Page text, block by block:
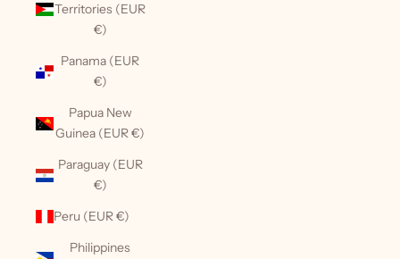
Territories (EUR
€)
Panama (EUR
€)
Papua New
Guinea (EUR €)
Paraguay (EUR
€)
Peru (EUR €)
Philippines